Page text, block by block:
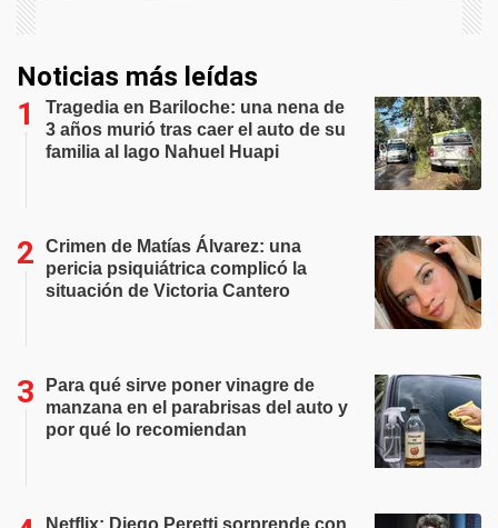
Noticias más leídas
Tragedia en Bariloche: una nena de
3 años murió tras caer el auto de su
familia al lago Nahuel Huapi
Crimen de Matías Álvarez: una
pericia psiquiátrica complicó la
situación de Victoria Cantero
Para qué sirve poner vinagre de
manzana en el parabrisas del auto y
por qué lo recomiendan
Netflix: Diego Peretti sorprende con